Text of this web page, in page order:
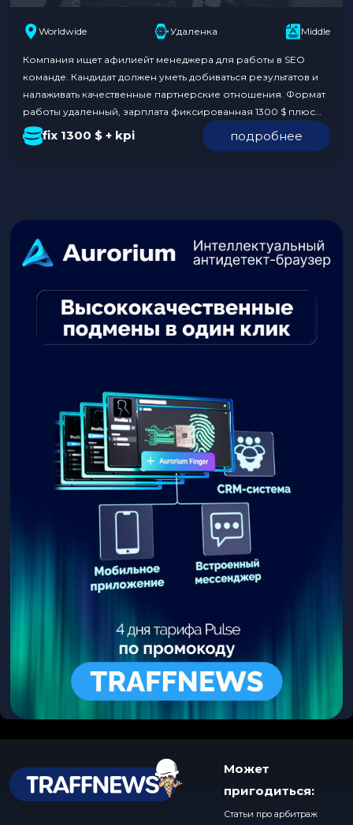
Worldwide Удаленка Middle
Компания ищет афилиейт менеджера для работы в SEO
команде. Кандидат должен уметь добиваться результатов и
налаживать качественные партнерские отношения. Формат
работы удаленный, зарплата фиксированная 1300 $ плюс
KPI. Команда предлагает возможность поездок на
конференции за счет компании и ненормированный
fix 1300 $ + kpi подробнее
Может
пригодиться:
Статьи про арбитраж